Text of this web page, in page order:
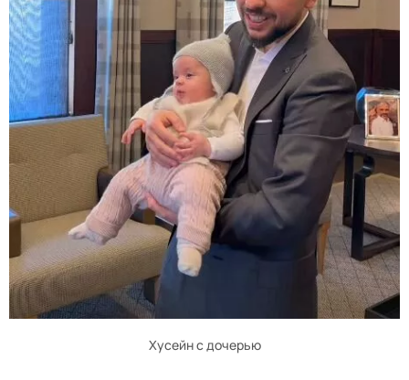
Хусейн с дочерью